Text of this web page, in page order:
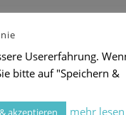
Usererfahrung.
bitte auf "Speichern &
akzeptieren mehr lesen